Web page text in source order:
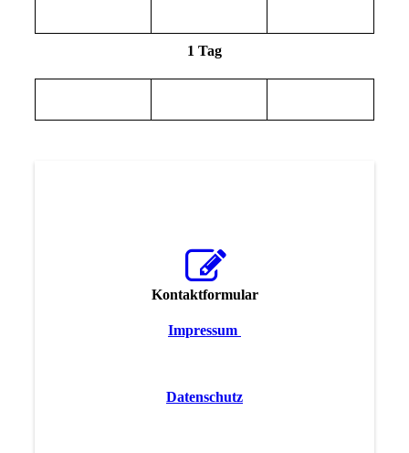
1 Tag
Kontaktformular
Impressum
Datenschutz